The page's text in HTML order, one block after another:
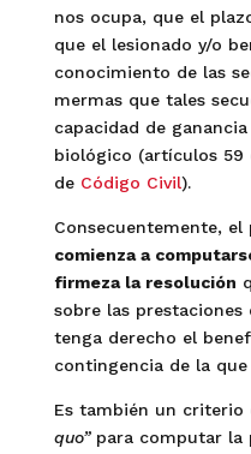
nos ocupa, que el
que el lesionado y/o
conocimiento de las
mermas que tales
capacidad de
biológico (artículos 59
de Código Civil).
Consecuentemente,
comienza a
firmeza la resolución
sobre las prestaciones
tenga derecho el
contingencia de la que
Es también un criterio
quo”para computar la